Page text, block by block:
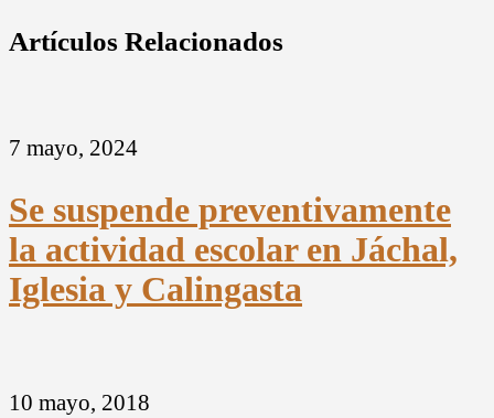
Artículos Relacionados
7 mayo, 2024
Se suspende preventivamente
la actividad escolar en Jáchal,
Iglesia y Calingasta
10 mayo, 2018